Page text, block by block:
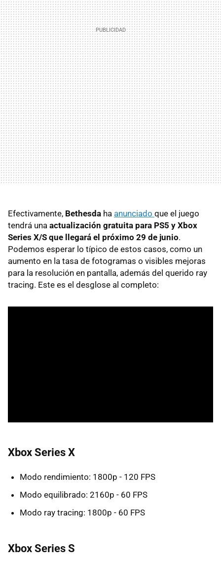
Efectivamente, Bethesda ha anunciado que el juego
tendrá una actualización gratuita para PS5 y Xbox
Series X/S que llegará el próximo 29 de junio.
Podemos esperar lo típico de estos casos, como un
aumento en la tasa de fotogramas o visibles mejoras
para la resolución en pantalla, además del querido ray
tracing. Este es el desglose al completo:
Xbox Series X
Modo rendimiento: 1800p - 120 FPS
Modo equilibrado: 2160p - 60 FPS
Modo ray tracing: 1800p - 60 FPS
Xbox Series S